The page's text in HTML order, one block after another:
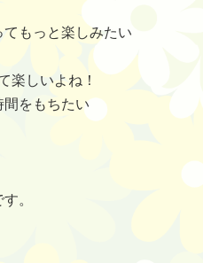
もっと楽しみたい
楽しいよね！
をもちたい
。